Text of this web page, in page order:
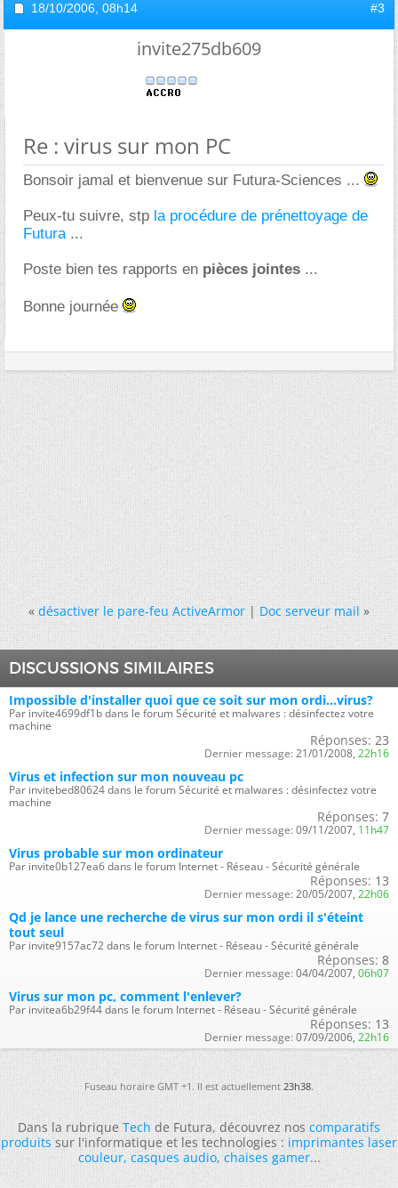
18/10/2006, 08h14 #3
invite275db609
Re : virus sur mon PC
Bonsoir jamal et bienvenue sur Futura-Sciences ...
Peux-tu suivre, stp la procédure de prénettoyage de
Futura...
Poste bien tes rapports en pièces jointes ...
Bonne journée
« désactiver le pare-feu ActiveArmor|Doc serveur mail »
DISCUSSIONS SIMILAIRES
Impossible d'installer quoi que ce soit sur mon ordi...virus?
Par invite4699df1b dans le forum Sécurité et malwares : désinfectez votre
machine
Réponses: 23
Dernier message: 21/01/2008, 22h16
Virus et infection sur mon nouveau pc
Par invitebed80624 dans le forum Sécurité et malwares : désinfectez votre
machine
Réponses: 7
Dernier message: 09/11/2007, 11h47
Virus probable sur mon ordinateur
Par invite0b127ea6 dans le forum Internet - Réseau - Sécurité générale
Réponses: 13
Dernier message: 20/05/2007, 22h06
Qd je lance une recherche de virus sur mon ordi il s'éteint
tout seul
Par invite9157ac72 dans le forum Internet - Réseau - Sécurité générale
Réponses: 8
Dernier message: 04/04/2007, 06h07
Virus sur mon pc, comment l'enlever?
Par invitea6b29f44 dans le forum Internet - Réseau - Sécurité générale
Réponses: 13
Dernier message: 07/09/2006, 22h16
Fuseau horaire GMT +1. Il est actuellement23h38.
Dans la rubriqueTechde Futura, découvrez noscomparatifs
produitssur l'informatique et les technologies :imprimantes laser
couleur,casques audio,chaises gamer...